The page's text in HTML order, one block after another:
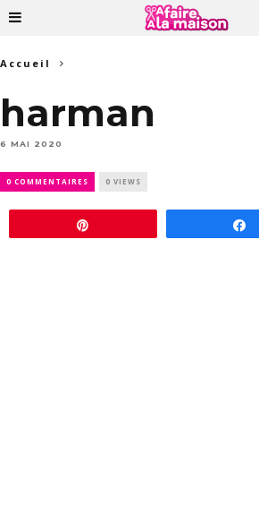
Accueil
harman
6 MAI 2020
0 COMMENTAIRES 0 VIEWS